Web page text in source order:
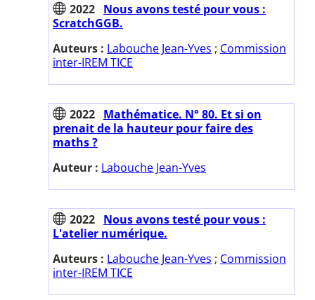
2022 Nous avons testé pour vous :
ScratchGGB.
Auteurs : Labouche Jean-Yves ; Commission
inter-IREM TICE
2022 Mathématice. N° 80. Et si on
prenait de la hauteur pour faire des
maths ?
Auteur : Labouche Jean-Yves
2022 Nous avons testé pour vous :
L'atelier numérique.
Auteurs : Labouche Jean-Yves ; Commission
inter-IREM TICE